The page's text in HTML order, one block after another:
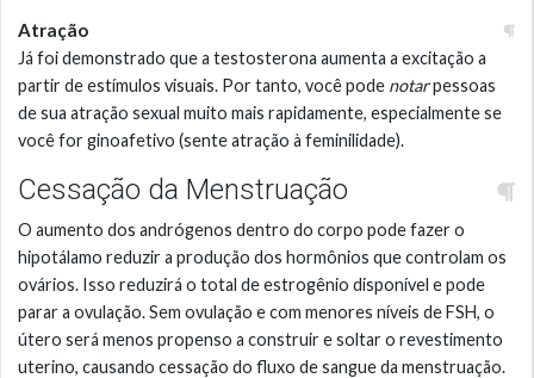
Atração
Já foi demonstrado que a testosterona aumenta a excitação a
partir de estímulos visuais. Por tanto, você pode notarpessoas
de sua atração sexual muito mais rapidamente, especialmente se
você for ginoafetivo (sente atração à feminilidade).
Cessação da Menstruação
O aumento dos andrógenos dentro do corpo pode fazer o
hipotálamo reduzir a produção dos hormônios que controlam os
ovários. Isso reduzirá o total de estrogênio disponível e pode
parar a ovulação. Sem ovulação e com menores níveis de FSH, o
útero será menos propenso a construir e soltar o revestimento
uterino, causando cessação do fluxo de sangue da menstruação.